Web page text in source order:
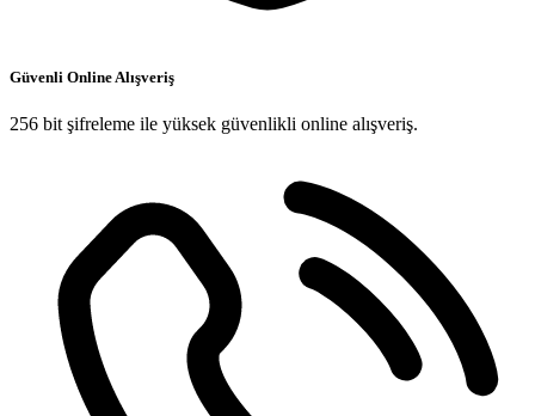
Güvenli Online Alışveriş
256 bit şifreleme ile yüksek güvenlikli online alışveriş.